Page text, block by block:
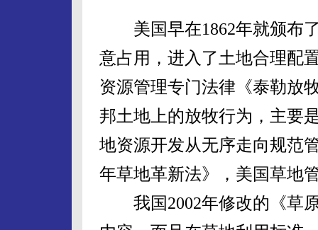
美国早在1862年就颁布了
意占用，进入了土地合理配
资源管理专门法律《泰勒放
邦土地上的放牧行为，主要
地资源开发从无序走向规范
年草地革新法》，美国草地
我国2002年修改的《草原